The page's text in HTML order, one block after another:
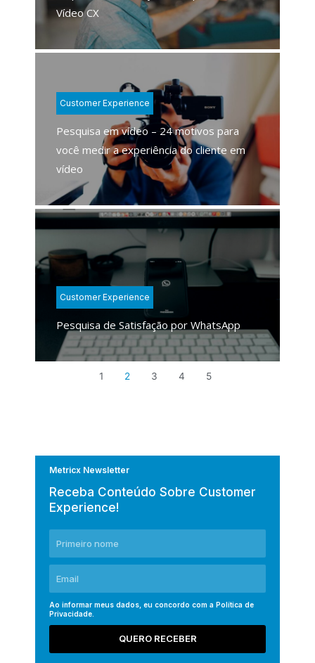
Vídeo CX
Customer Experience
Pesquisa em vídeo – 24 motivos para
você medir a experiência do cliente em
vídeo
Customer Experience
Pesquisa de Satisfação por WhatsApp
1 2 3 4 5
Metricx Newsletter
Receba Conteúdo Sobre Customer
Experience!
Ao informar meus dados, eu concordo com a Política de
Privacidade
QUERO RECEBER